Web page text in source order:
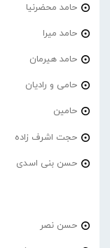
حامد محضرنیا
حامد میرا
حامد هیرمان
حامی و رادیان
حامین
حجت اشرف زاده
حسن بنی اسدی
حسن نصر